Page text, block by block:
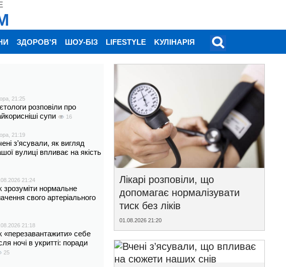
ЗДОРОВ'Я ШОУ-БІЗ LIFESTYLE KУЛІНАРІЯ
21:25
розповіли про
супи
16
21:19
з’ясували, як вигляд
вулиці впливає на якість
21:24
зрозуміти нормальне
свого артеріального
21:18
«перезавантажити» себе
ночі в укритті: поради
25
Лікарі розповіли, що
допомагає нормалізувати
тиск без ліків
01.08.2026 21:20